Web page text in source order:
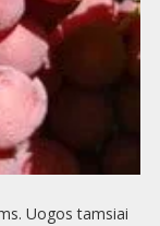
Uogos tamsiai